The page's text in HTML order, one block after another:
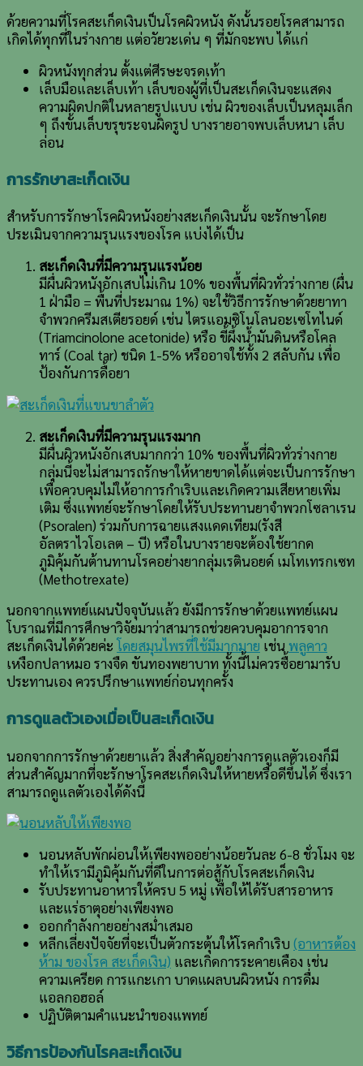
ด้วยความที่โรคสะเก็ดเงินเป็นโรคผิวหนัง ดังนั้นรอยโรคสามารถ
เกิดได้ทุกที่ในร่างกาย แต่อวัยวะเด่น ๆ ที่มักจะพบ ได้แก่
ผิวหนังทุกส่วน ตั้งแต่ศีรษะจรดเท้า
เล็บมือและเล็บเท้า เล็บของผู้ที่เป็นสะเก็ดเงินจะแสดง
ความผิดปกติในหลายรูปแบบ เช่น ผิวของเล็บเป็นหลุมเล็ก
ๆ ถึงขั้นเล็บขรุขระจนผิดรูป บางรายอาจพบเล็บหนา เล็บ
ล่อน
การรักษาสะเก็ดเงิน
สำหรับการรักษาโรคผิวหนังอย่างสะเก็ดเงินนั้น จะรักษาโดย
ประเมินจากความรุนแรงของโรค แบ่งได้เป็น
สะเก็ดเงินที่มีความรุนแรงน้อย
มีผื่นผิวหนังอักเสบไม่เกิน 10% ของพื้นที่ผิวทั่วร่างกาย (ผื่น
1 ฝ่ามือ = พื้นที่ประมาณ 1%) จะใช้วิธีการรักษาด้วยยาทา
จำพวกครีมสเตียรอยด์ เช่น ไตรแอมซิโนโลนอะเซโทไนด์
(Triamcinolone acetonide) หรือ ขี้ผึ้งน้ำมันดินหรือโคล
ทาร์ (Coal tar) ชนิด 1-5% หรืออาจใช้ทั้ง 2 สลับกัน เพื่อ
ป้องกันการดื้อยา
สะเก็ดเงินที่มีความรุนแรงมาก
มีผื่นผิวหนังอักเสบมากกว่า 10% ของพื้นที่ผิวทั่วร่างกาย
กลุ่มนี้จะไม่สามารถรักษาให้หายขาดได้แต่จะเป็นการรักษา
เพื่อควบคุมไม่ให้อาการกำเริบและเกิดความเสียหายเพิ่ม
เติม ซึ่งแพทย์จะรักษาโดยให้รับประทานยาจำพวกโซลาเรน
(Psoralen) ร่วมกับการฉายแสงแดดเทียม(รังสี
อัลตราไวโอเลต – บี) หรือในบางรายจะต้องใช้ยากด
ภูมิคุ้มกันต้านทานโรคอย่างยากลุ่มเรตินอยด์ เมโทเทรกเซท
(Methotrexate)
นอกจากแพทย์แผนปัจจุบันแล้ว ยังมีการรักษาด้วยแพทย์แผน
โบราณที่มีการศึกษาวิจัยมาว่าสามารถช่วยควบคุมอาการจาก
สะเก็ดเงินได้ด้วยค่ะโดยสมุนไพรที่ใช้มีมากมาย เช่น พลูคาว
เหงือกปลาหมอ รางจืด ขันทองพยาบาท ทั้งนี้ไม่ควรซื้อยามารับ
ประทานเอง ควรปรึกษาแพทย์ก่อนทุกครั้ง
การดูแลตัวเองเมื่อเป็นสะเก็ดเงิน
นอกจากการรักษาด้วยยาแล้ว สิ่งสำคัญอย่างการดูแลตัวเองก็มี
ส่วนสำคัญมากที่จะรักษาโรคสะเก็ดเงินให้หายหรือดีขึ้นได้ ซึ่งเรา
สามารถดูแลตัวเองได้ดังนี้
นอนหลับพักผ่อนให้เพียงพออย่างน้อยวันละ 6-8 ชั่วโมง จะ
ทำให้เรามีภูมิคุ้มกันที่ดีในการต่อสู้กับโรคสะเก็ดเงิน
รับประทานอาหารให้ครบ 5 หมู่ เพื่อให้ได้รับสารอาหาร
และแร่ธาตุอย่างเพียงพอ
ออกกำลังกายอย่างสม่ำเสมอ
หลีกเลี่ยงปัจจัยที่จะเป็นตัวกระตุ้นให้โรคกำเริบ (อาหารต้อง
ห้าม ของโรค สะเก็ดเงิน) และเกิดการระคายเคือง เช่น
ความเครียด การแกะเกา บาดแผลบนผิวหนัง การดื่ม
แอลกอฮอล์
ปฏิบัติตามคำแนะนำของแพทย์
วิธีการป้องกันโรคสะเก็ดเงิน